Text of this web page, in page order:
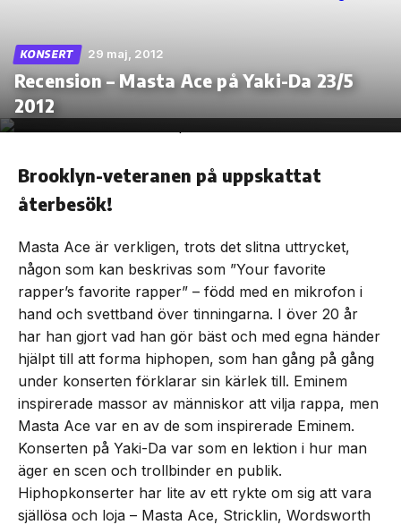
Skip
the
KONSERT 29 maj, 2012
Recension – Masta Ace på Yaki-Da 23/5
2012
Brooklyn-veteranen på uppskattat
återbesök!
Masta Ace är verkligen, trots det slitna uttrycket,
någon som kan beskrivas som ”Your favorite
rapper’s favorite rapper” – född med en mikrofon i
hand och svettband över tinningarna. I över 20 år
har han gjort vad han gör bäst och med egna händer
hjälpt till att forma hiphopen, som han gång på gång
under konserten förklarar sin kärlek till. Eminem
inspirerade massor av människor att vilja rappa, men
Masta Ace var en av de som inspirerade Eminem.
Konserten på Yaki-Da var som en lektion i hur man
äger en scen och trollbinder en publik.
Hiphopkonserter har lite av ett rykte om sig att vara
själlösa och loja – Masta Ace, Stricklin, Wordsworth